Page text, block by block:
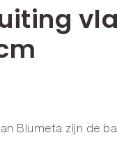
Blumeta zijn de